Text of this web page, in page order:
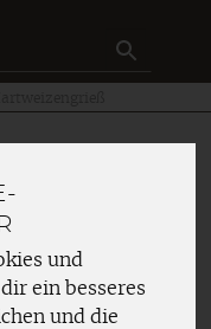
und
ein besseres
und die